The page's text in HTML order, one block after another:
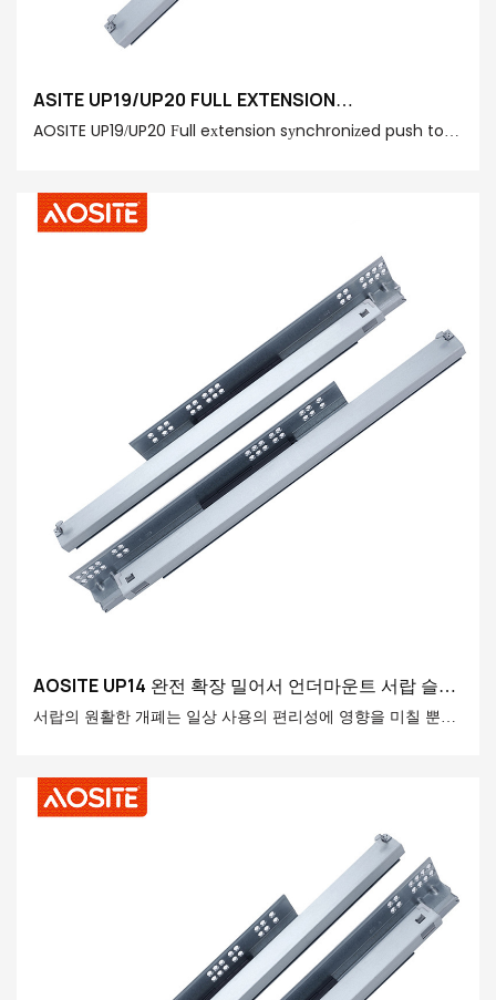
ASITE UP19/UP20 FULL EXTENSION
SYNCHRONIZINIZ PUSH OPEN UNDERMOUNT 서랍
AOSITE UP19/UP20 Full extension synchronized push to
materials, innovative design and convenient functions,
creates the ultimate drawer experience for you. Let's
AOSITE UP14 완전 확장 밀어서 언더마운트 서랍 슬라
이드 열기(손잡이 포함)
서랍의 원활한 개폐는 일상 사용의 편리성에 영향을 미칠 뿐만
려 깊은 디자인으로 Asite Full Extension Push the
Undermount 서랍 슬라이드가 많은 소비자가 가정 저장 경험